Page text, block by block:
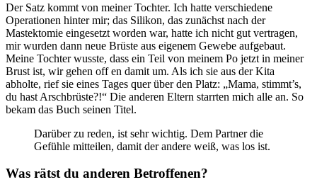
Der Satz kommt von meiner Tochter. Ich hatte verschiedene
Operationen hinter mir; das Silikon, das zunächst nach der
Mastektomie eingesetzt worden war, hatte ich nicht gut vertragen,
mir wurden dann neue Brüste aus eigenem Gewebe aufgebaut.
Meine Tochter wusste, dass ein Teil von meinem Po jetzt in meiner
Brust ist, wir gehen off en damit um. Als ich sie aus der Kita
abholte, rief sie eines Tages quer über den Platz: „Mama, stimmt’s,
du hast Arschbrüste?!“ Die anderen Eltern starrten mich alle an. So
bekam das Buch seinen Titel.
Darüber zu reden, ist sehr wichtig. Dem Partner die
Gefühle mitteilen, damit der andere weiß, was los ist.
Was rätst du anderen Betroffenen?